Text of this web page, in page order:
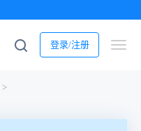
登录/注册
>